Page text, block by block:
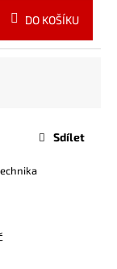
DO KOŠÍKU
Sdílet